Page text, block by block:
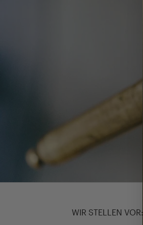
WIR STELLEN VOR: